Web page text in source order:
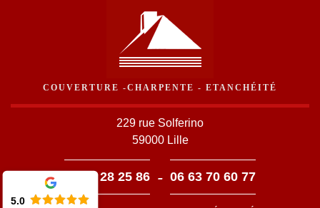
COUVERTURE -CHARPENTE - ETANCHÉITÉ
229 rue Solferino
59000 Lille
03 59 28 25 86 - 06 63 70 60 77
5.0